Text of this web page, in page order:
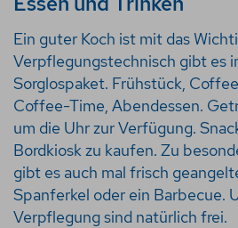
Ein guter Koch ist mit das
Verpflegungstechnisch gibt es
Sorglospaket. Frühstück,
Coffee-Time, Abendessen.
um die Uhr zur Verfügung.
Bordkiosk zu kaufen. Zu
gibt es auch mal frisch
Spanferkel oder ein Barbecue.
Verpflegung sind natürlich frei.